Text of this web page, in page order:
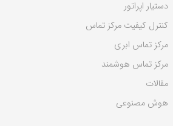
دستیار اپراتور
کنترل کیفیت مرکز تماس
مرکز تماس ابری
مرکز تماس هوشمند
مقالات
هوش مصنوعی